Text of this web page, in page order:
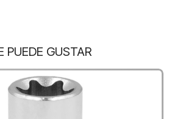
PUEDE GUSTAR